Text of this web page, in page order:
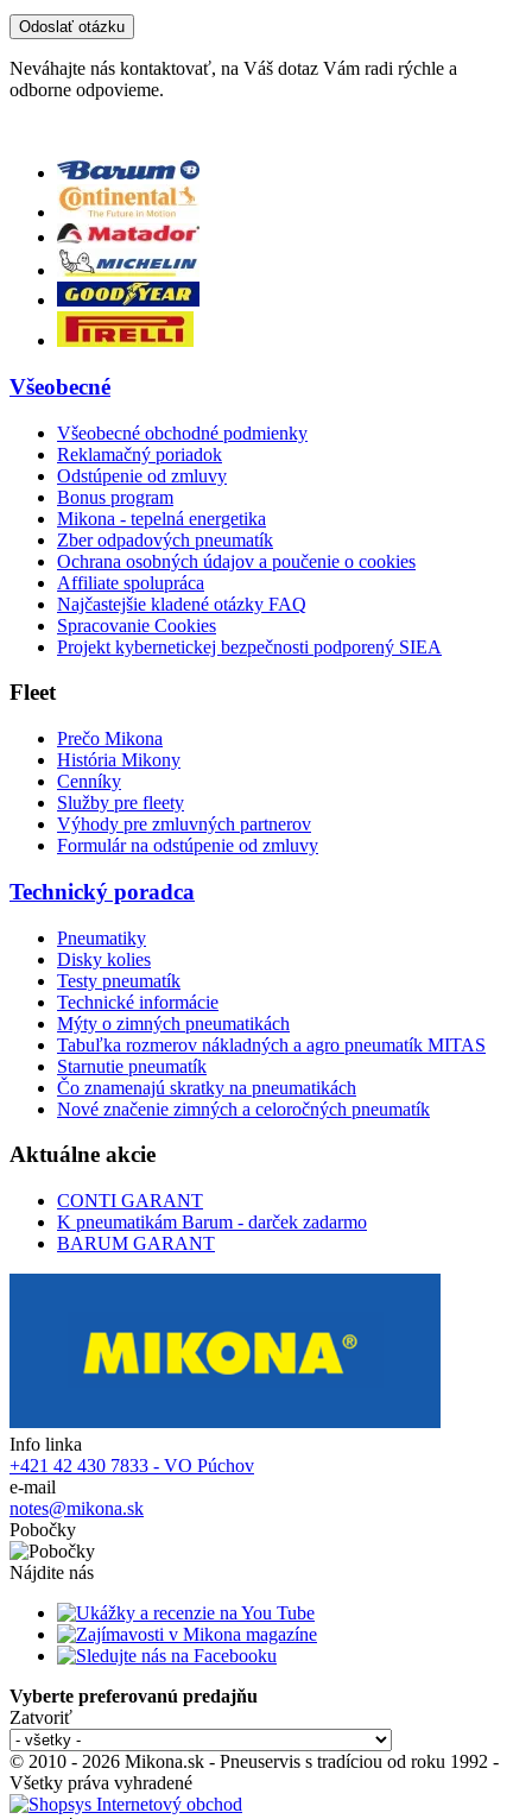
Neváhajte nás kontaktovať, na Váš dotaz Vám radi rýchle a
odborne odpovieme.
Všeobecné
Všeobecné obchodné podmienky
Reklamačný poriadok
Odstúpenie od zmluvy
Bonus program
Mikona - tepelná energetika
Zber odpadových pneumatík
Ochrana osobných údajov a poučenie o cookies
Affiliate spolupráca
Najčastejšie kladené otázky FAQ
Spracovanie Cookies
Projekt kybernetickej bezpečnosti podporený SIEA
Fleet
Prečo Mikona
História Mikony
Cenníky
Služby pre fleety
Výhody pre zmluvných partnerov
Formulár na odstúpenie od zmluvy
Technický poradca
Pneumatiky
Disky kolies
Testy pneumatík
Technické informácie
Mýty o zimných pneumatikách
Tabuľka rozmerov nákladných a agro pneumatík MITAS
Starnutie pneumatík
Čo znamenajú skratky na pneumatikách
Nové značenie zimných a celoročných pneumatík
Aktuálne akcie
CONTI GARANT
K pneumatikám Barum - darček zadarmo
BARUM GARANT
Info linka
+421 42 430 7833 - VO Púchov
e-mail
notes@mikona.sk
Pobočky
Nájdite nás
Vyberte preferovanú predajňu
Zatvoriť
© 2010 - 2026 Mikona.sk - Pneuservis s tradíciou od roku 1992 -
Všetky práva vyhradené